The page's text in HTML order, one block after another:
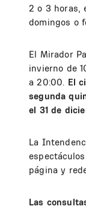
2 o 3 horas,
domingos o
El Mirador
invierno de
a 20:00. El
segunda
el 31 de
La
página y
Las